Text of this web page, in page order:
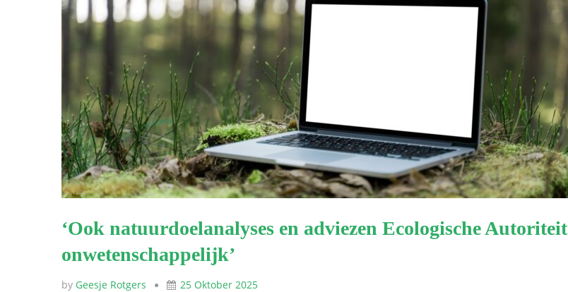
‘Ook natuurdoelanalyses en adviezen Ecologische Autoriteit
onwetenschappelijk’
by Geesje Rotgers 25 Oktober 2025